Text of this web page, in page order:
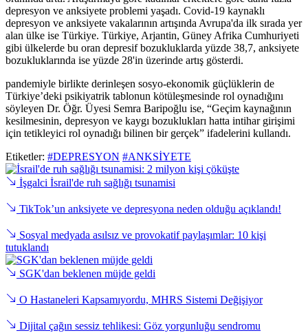
depresyon ve anksiyete problemi yaşadı. Covid-19 kaynaklı
depresyon ve anksiyete vakalarının artışında Avrupa'da ilk sırada yer
alan ülke ise Türkiye. Türkiye, Arjantin, Güney Afrika Cumhuriyeti
gibi ülkelerde bu oran depresif bozukluklarda yüzde 38,7, anksiyete
bozukluklarında ise yüzde 28'in üzerinde artış gösterdi.
pandemiyle birlikte derinleşen sosyo-ekonomik güçlüklerin de
Türkiye’deki psikiyatrik tablonun kötüleşmesinde rol oynadığını
söyleyen Dr. Öğr. Üyesi Semra Baripoğlu ise, “Geçim kaynağının
kesilmesinin, depresyon ve kaygı bozuklukları hatta intihar girişimi
için tetikleyici rol oynadığı bilinen bir gerçek” ifadelerini kullandı.
Etiketler: #DEPRESYON #ANKSİYETE
İşgalci İsrail'de ruh sağlığı tsunamisi
TikTok’un anksiyete ve depresyona neden olduğu açıklandı!
Sosyal medyada asılsız ve provokatif paylaşımlar: 10 kişi
tutuklandı
SGK'dan beklenen müjde geldi
O Hastaneleri Kapsamıyordu, MHRS Sistemi Değişiyor
Dijital çağın sessiz tehlikesi: Göz yorgunluğu sendromu